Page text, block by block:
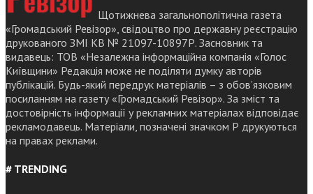
Щотижнева загальнополітична газета
«Громадський Ревізор», свідоцтво про державну реєстрацію
друкованого ЗМІ КВ № 21097-10897Р. Засновник та
видавець: ТОВ «Незалежна інформаційна компанія «Голос
Київщини» Редакція може не поділяти думку авторів
публікацій. Будь-який передрук матеріалів – з обов’язковим
посиланням на газету «Громадський Ревізор». За зміст та
достовірність інформації у рекламних матеріалах відповідає
рекламодавець. Матеріали, позначені значком Р друкуються
на правах реклами.
# TRENDING